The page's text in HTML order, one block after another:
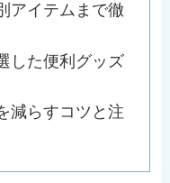
アイテムまで徹
した便利グッズ
減らすコツと注